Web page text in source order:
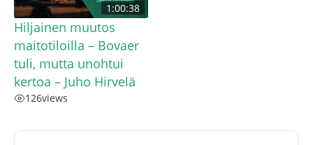
1:00:38
Hiljainen muutos
maitotiloilla – Bovaer
tuli, mutta unohtui
kertoa – Juho Hirvelä
126views